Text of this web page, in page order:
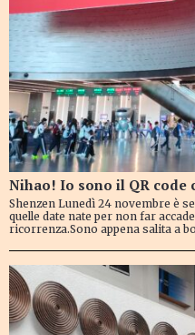
Nihao! Io sono il QR code
Shenzen Lunedì 24 novembre è
quelle date nate per non far
ricorrenza.Sono appena salita a